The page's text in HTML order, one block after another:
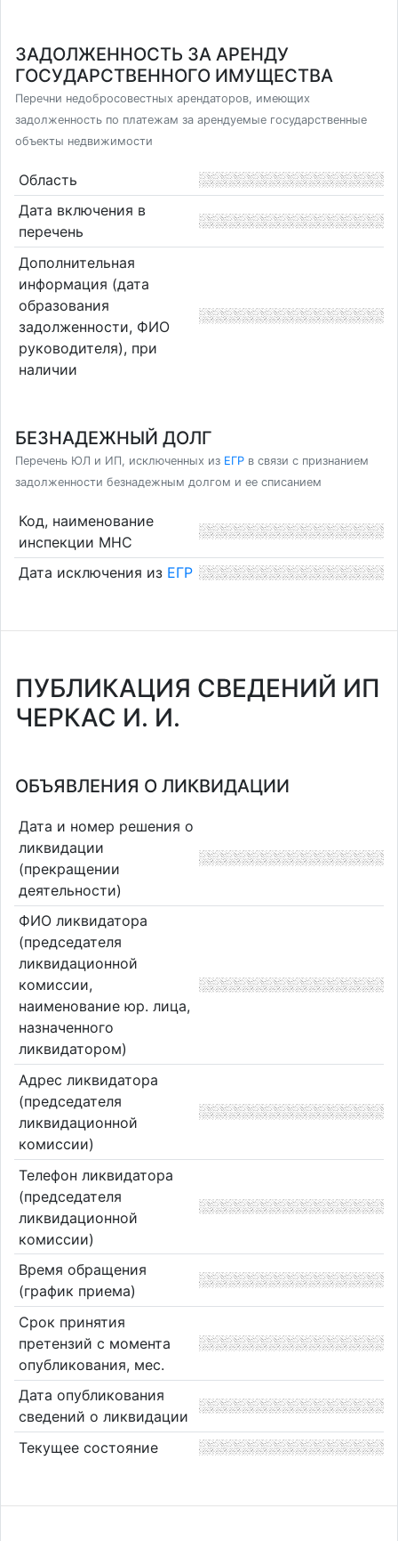
ЗАДОЛЖЕННОСТЬ ЗА АРЕНДУ
ГОСУДАРСТВЕННОГО ИМУЩЕСТВА
Перечни недобросовестных арендаторов, имеющих
задолженность по платежам за арендуемые государственные
объекты недвижимости
Область
Дата включения в
перечень
Дополнительная
информация (дата
образования
задолженности, ФИО
руководителя), при
наличии
БЕЗНАДЕЖНЫЙ ДОЛГ
Перечень ЮЛ и ИП, исключенных из ЕГР в связи с признанием
задолженности безнадежным долгом и ее списанием
Код, наименование
инспекции МНС
Дата исключения из ЕГР
ПУБЛИКАЦИЯ СВЕДЕНИЙ ИП
ЧЕРКАС И. И.
ОБЪЯВЛЕНИЯ О ЛИКВИДАЦИИ
Дата и номер решения о
ликвидации
(прекращении
деятельности)
ФИО ликвидатора
(председателя
ликвидационной
комиссии,
наименование юр. лица,
назначенного
ликвидатором)
Адрес ликвидатора
(председателя
ликвидационной
комиссии)
Телефон ликвидатора
(председателя
ликвидационной
комиссии)
Время обращения
(график приема)
Срок принятия
претензий с момента
опубликования, мес.
Дата опубликования
сведений о ликвидации
Текущее состояние